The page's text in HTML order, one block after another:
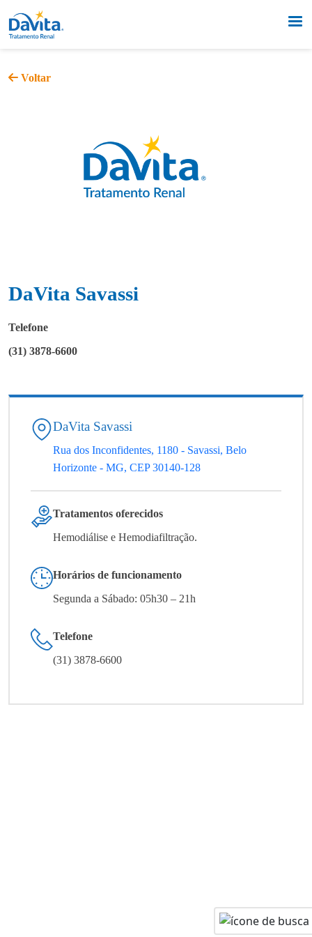
Voltar
DaVita Savassi
Telefone
(31) 3878-6600
DaVita Savassi
Rua dos Inconfidentes, 1180 - Savassi, Belo
Horizonte - MG, CEP 30140-128
Tratamentos oferecidos
Hemodiálise e Hemodiafiltração.
Horários de funcionamento
Segunda a Sábado: 05h30 – 21h
Telefone
(31) 3878-6600